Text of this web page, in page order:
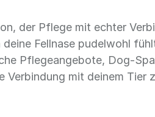
der Pflege mit echter
deine Fellnase pudelwohl
Pflegeangebote, Dog-
Verbindung mit deinem Tier